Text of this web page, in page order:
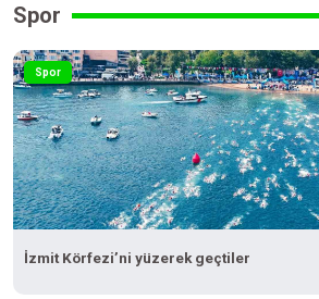
Spor
Spor
İzmit Körfezi’ni yüzerek geçtiler